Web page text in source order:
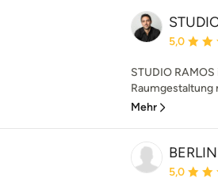
5,0
STUDIO
Raumgestaltung
Mehr
5,0